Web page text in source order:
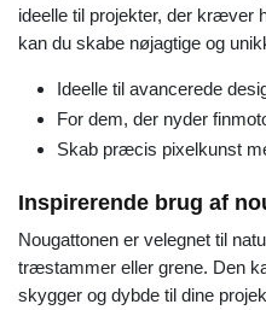
ideelle til projekter, der kræver
kan du skabe nøjagtige og
Ideelle til avancerede
For dem, der nyder
Skab præcis pixelkunst
Inspirerende brug af
Nougattonen er velegnet til
træstammer eller grene. Den
skygger og dybde til dine